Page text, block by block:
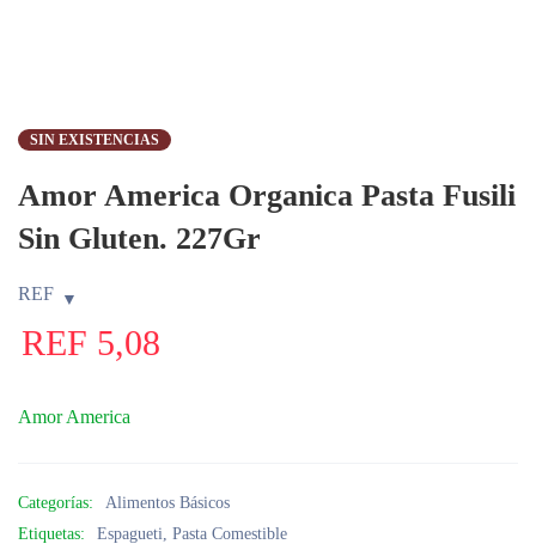
SIN EXISTENCIAS
Amor America Organica Pasta Fusili
Sin Gluten. 227Gr
REF
REF 5,08
Amor America
Categorías:
Alimentos Básicos
Etiquetas:
Espagueti, Pasta Comestible